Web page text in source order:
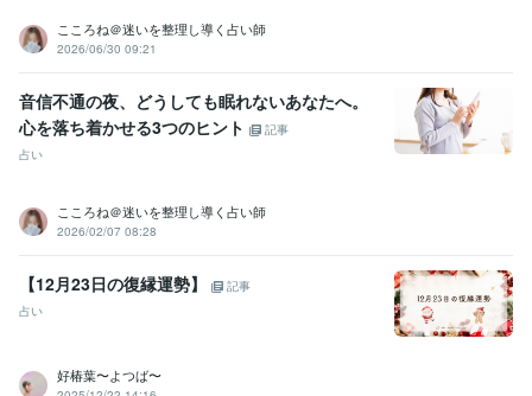
こころね＠迷いを整理し導く占い師
2026/06/30 09:21
音信不通の夜、どうしても眠れないあなたへ。
心を落ち着かせる3つのヒント
記事
占い
こころね＠迷いを整理し導く占い師
2026/02/07 08:28
【12月23日の復縁運勢】
記事
占い
好椿葉〜よつば〜